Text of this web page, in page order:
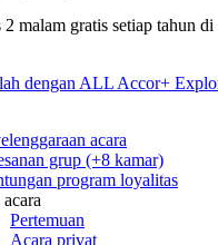
2 malam gratis setiap tahun
dengan ALL Accor+
acara
grup (+8 kamar)
program loyalitas
acara
Pertemuan
Acara privat